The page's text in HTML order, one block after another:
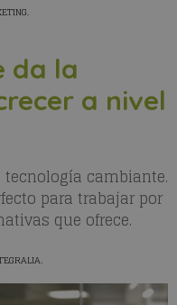
da la
a nivel
cambiante.
para trabajar por
que ofrece.